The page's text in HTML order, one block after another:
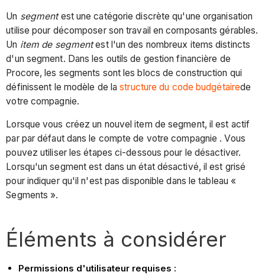
Un segmentest une catégorie discrète qu'une organisation
utilise pour décomposer son travail en composants gérables.
Un item de segmentest l'un des nombreux items distincts
d'un segment. Dans les outils de gestion financière de
Procore, les segments sont les blocs de construction qui
définissent le modèle de lastructure du code budgétairede
votre compagnie.
Lorsque vous créez un nouvel item de segment, il est actif
par par défaut dans le compte de votre compagnie . Vous
pouvez utiliser les étapes ci-dessous pour le désactiver.
Lorsqu'un segment est dans un état désactivé, il est grisé
pour indiquer qu'il n'est pas disponible dans le tableau «
Segments ».
Éléments à considérer
Permissions d'utilisateur requises :